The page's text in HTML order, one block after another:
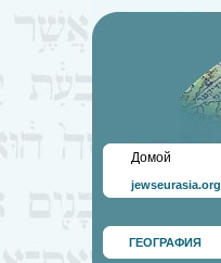
Домой
jewseurasia.org
ГЕОГРАФИЯ